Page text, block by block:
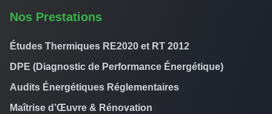
Nos Prestations
Études Thermiques RE2020 et RT 2012
DPE (Diagnostic de Performance Énergétique)
Audits Énergétiques Réglementaires
Maîtrise d’Œuvre & Rénovation